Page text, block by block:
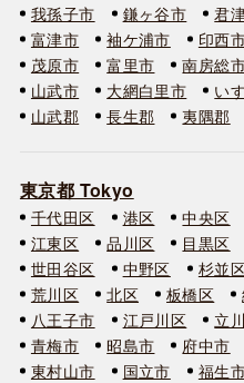
我孫子市
鎌ヶ谷市 君
富津市
袖ケ浦市 印西
茂原市
富里市 南房総
山武市
大網白里市 い
山武郡
長生郡 夷隅郡
東京都 Tokyo
千代田区 港区 中央区
江東区
品川区 目黒区
世田谷区
中野区 杉並
荒川区
北区 板橋区
八王子市
江戸川区 立
青梅市
昭島市 府中市
東村山市
国立市 福生